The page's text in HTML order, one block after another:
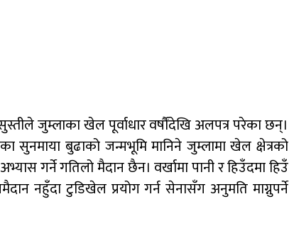
जुम्लाका खेल पूर्वाधार वर्षौंदेखि अलपत्र परेका छन्।
सुनमाया बुढाको जन्मभूमि मानिने जुम्लामा खेल क्षेत्रको
गर्ने गतिलो मैदान छैन। वर्खामा पानी र हिउँदमा हिउँ
नहुँदा टुडिखेल प्रयोग गर्न सेनासँग अनुमति माग्नुपर्ने